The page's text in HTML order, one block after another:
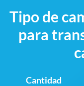
Tipo de
para
Cantidad